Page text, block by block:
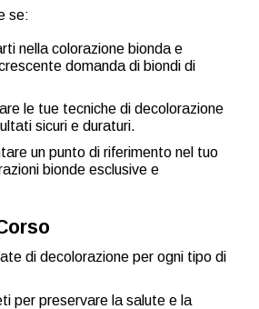
se:
nella colorazione bionda e
domanda di biondi di
le tue tecniche di decolorazione
sicuri e duraturi.
un punto di riferimento nel tuo
bionde esclusive e
di decolorazione per ogni tipo di
per preservare la salute e la